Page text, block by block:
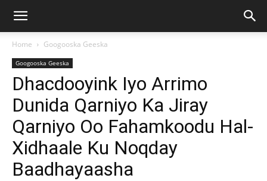
Home Googooska Geeska
Googooska Geeska
Dhacdooyink Iyo Arrimo
Dunida Qarniyo Ka Jiray
Qarniyo Oo Fahamkoodu Hal-
Xidhaale Ku Noqday
Baadhayaasha